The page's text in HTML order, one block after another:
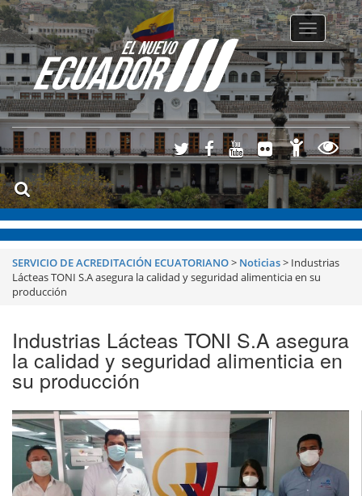
Toggle
SERVICIO DE ACREDITACIÓN ECUATORIANO> Noticias> Industrias
Lácteas TONI S.A asegura la calidad y seguridad alimenticia en su
producción
Industrias Lácteas TONI S.A asegura
la calidad y seguridad alimenticia en
su producción